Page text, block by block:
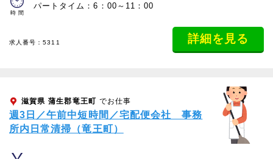
時間
パートタイム：6：00～11：00
求人番号：5311 詳細を見る
滋賀県 蒲生郡竜王町 でお仕事
週3日／午前中短時間／宅配便会社 事務
所内日常清掃（竜王町）